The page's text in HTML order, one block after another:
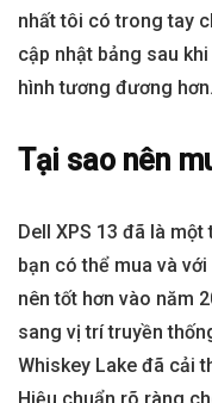
nhất tôi có trong tay
cập nhật bảng sau
hình tương đương hơn.
Tại sao nên
Dell XPS 13 đã là
bạn có thể mua và
nên tốt hơn vào năm
sang vị trí truyền
Whiskey Lake đã cải